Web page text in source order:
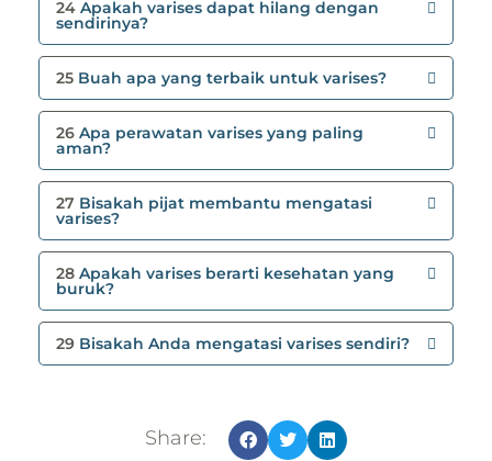
24 Apakah varises dapat hilang dengan
sendirinya?
25 Buah apa yang terbaik untuk varises?
26 Apa perawatan varises yang paling
aman?
27 Bisakah pijat membantu mengatasi
varises?
28 Apakah varises berarti kesehatan yang
buruk?
29 Bisakah Anda mengatasi varises sendiri?
Share: